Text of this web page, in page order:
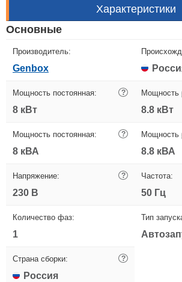
Характеристики
Основные
Производитель:
Genbox
Мощность постоянная: ?
8 кВт
Мощность
8.8 кВт
Мощность постоянная: ?
8 кВА
Мощность
8.8 кВА
Напряжение: ?
230 В
Частота:
50 Гц
Количество фаз:
1
Тип
Страна сборки: ?
Россия